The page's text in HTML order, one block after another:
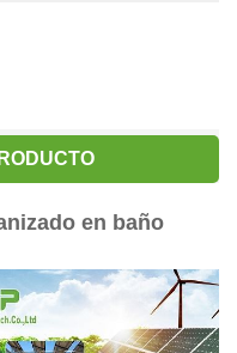
en baño